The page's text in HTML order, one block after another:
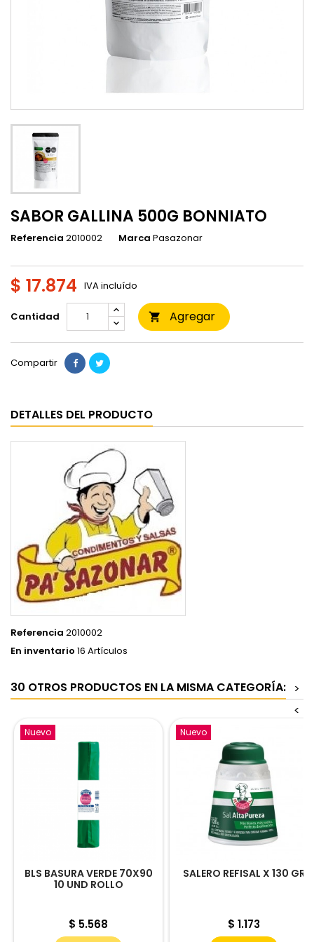
SABOR GALLINA 500G BONNIATO
Referencia 2010002 Marca Pasazonar
$ 17.874 IVA incluído
Cantidad  Agregar
Compartir
DETALLES DEL PRODUCTO
Referencia 2010002
En inventario 16 Artículos
30 OTROS PRODUCTOS EN LA MISMA CATEGORÍA: >
<
Nuevo
BLS BASURA VERDE 70X90
10 UND ROLLO
Precio
$ 5.568
Nuevo
SALERO REFISAL X 130 GR
Precio
$ 1.173